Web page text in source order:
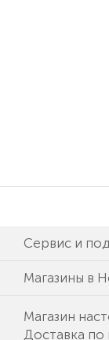
Сервис и
Магазины в
Магазин
Доставка по